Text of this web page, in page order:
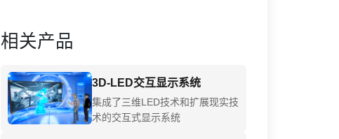
度与高品质方案的理解能力，助力业务水平与客户服务质
相关产品
3D-LED交互显示系统
集成了三维LED技术和扩展现实技
术的交互式显示系统